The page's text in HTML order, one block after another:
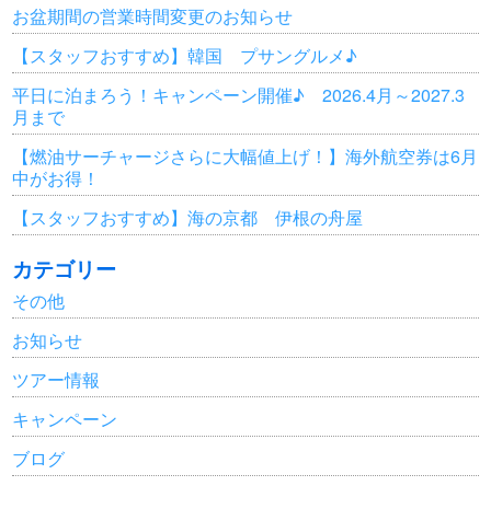
お盆期間の営業時間変更のお知らせ
【スタッフおすすめ】韓国 プサングルメ♪
平日に泊まろう！キャンペーン開催♪ 2026.4月～2027.3
月まで
【燃油サーチャージさらに大幅値上げ！】海外航空券は6月
中がお得！
【スタッフおすすめ】海の京都 伊根の舟屋
カテゴリー
その他
お知らせ
ツアー情報
キャンペーン
ブログ